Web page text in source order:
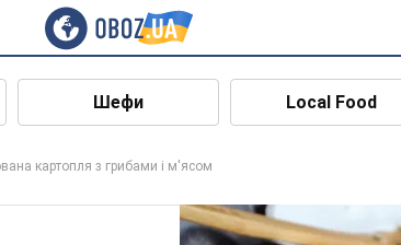
Шефи Local Food
картопля з грибами і м'ясом